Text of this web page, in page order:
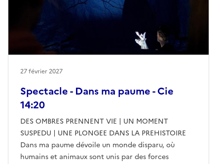
Spectacle - Dans ma paume - Cie
14:20
DES OMBRES PRENNENT VIE | UN MOMENT
SUSPEDU | UNE PLONGEE DANS LA PREHISTOIRE
Dans ma paume dévoile un monde disparu, où
humains et animaux sont unis par des forces
27 février 2027